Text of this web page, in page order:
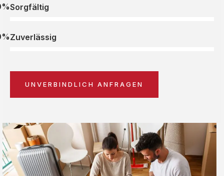
Sorgfältig
Zuverlässig
UNVERBINDLICH ANFRAGEN